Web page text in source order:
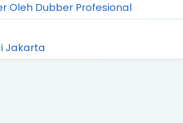
Oleh Dubber Profesional
Jakarta